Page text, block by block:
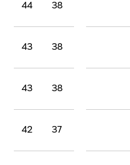
38
44
38
43
38
43
37
42